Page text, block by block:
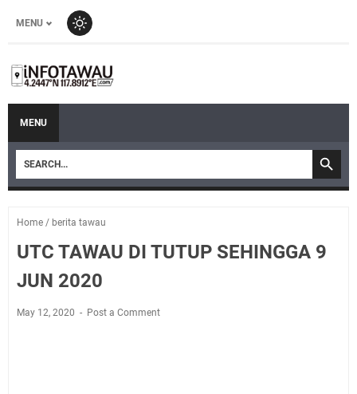
MENU
MENU
Home / berita tawau
UTC TAWAU DI TUTUP SEHINGGA 9
JUN 2020
May 12, 2020 Post a Comment